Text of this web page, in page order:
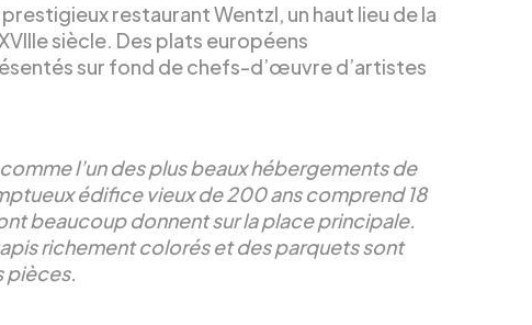
restaurant Wentzl, un haut lieu de la
siècle. Des plats européens
sur fond de chefs-d’œuvre d’artistes
l’un des plus beaux hébergements de
édifice vieux de 200 ans comprend 18
beaucoup donnent sur la place principale.
richement colorés et des parquets sont
pièces.